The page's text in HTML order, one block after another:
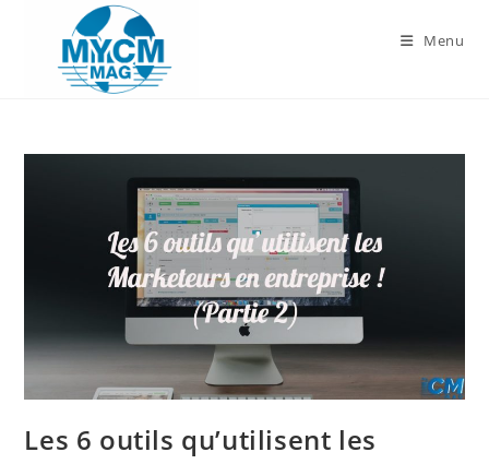
Menu
Les 6 outils qu’utilisent les